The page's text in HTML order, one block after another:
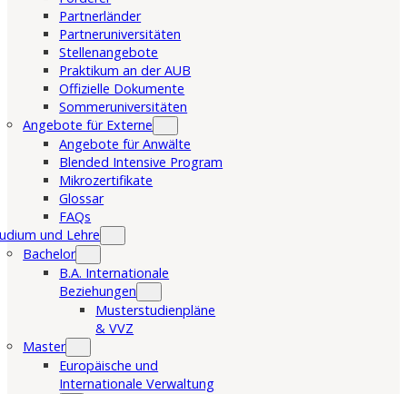
Partnerländer
Partneruniversitäten
Stellenangebote
Praktikum an der AUB
Offizielle Dokumente
Sommeruniversitäten
Angebote für Externe
Angebote für Anwälte
Blended Intensive Program
Mikrozertifikate
Glossar
FAQs
und Lehre
Bachelor
B.A. Internationale
Beziehungen
Musterstudienpläne
& VVZ
Master
Europäische und
Internationale Verwaltung